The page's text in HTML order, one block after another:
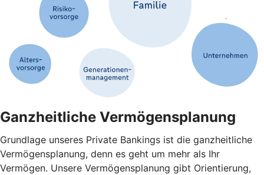
Ganzheitliche Vermögensplanung
Grundlage unseres Private Bankings ist die ganzheitliche
Vermögensplanung, denn es geht um mehr als Ihr
Vermögen. Unsere Vermögensplanung gibt Orientierung,